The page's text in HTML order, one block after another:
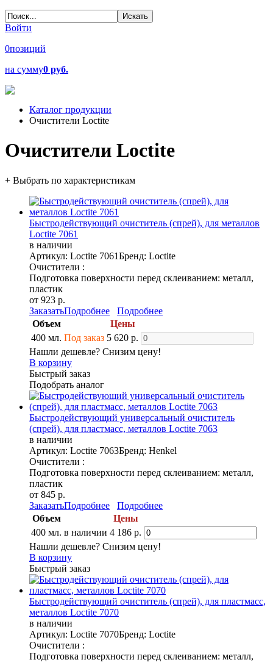
Войти
0позиций
на сумму0 руб.
Каталог продукции
Очистители Loctite
Очистители Loctite
+ Выбрать по характеристикам
Быстродействующий очиститель (спрей), для металлов
Loctite 7061
в наличии
Артикул: Loctite 7061Бренд: Loctite
Очистители :
Подготовка поверхности перед склеиванием: металл,
пластик
от 923 р.
ЗаказатьПодробнее
Подробнее
Объем
Цены
400 мл. Под заказ 5 620 р.
Нашли дешевле? Снизим цену!
В корзину
Быстрый заказ
Подобрать аналог
Быстродействующий универсальный очиститель
(спрей), для пластмасс, металлов Loctite 7063
в наличии
Артикул: Loctite 7063Бренд: Henkel
Очистители :
Подготовка поверхности перед склеиванием: металл,
пластик
от 845 р.
ЗаказатьПодробнее
Подробнее
Объем
Цены
400 мл. в наличии 4 186 р.
Нашли дешевле? Снизим цену!
В корзину
Быстрый заказ
Быстродействующий очиститель (спрей), для пластмасс,
металлов Loctite 7070
в наличии
Артикул: Loctite 7070Бренд: Loctite
Очистители :
Подготовка поверхности перед склеиванием: металл,